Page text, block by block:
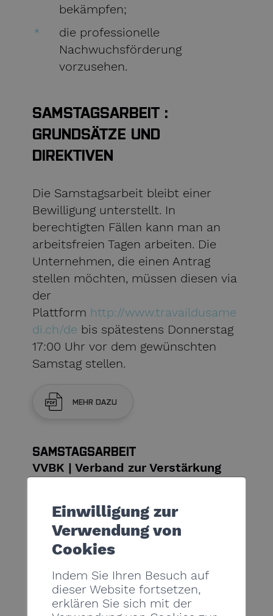
bekämpfen;
die professionelle
Nachwuchsförderung
vorzusehen.
SAMSTAGSARBEIT :
GRUNDSÄTZE UND
DIREKTIVEN
Die Samstagsarbeit bleibt einer
Bewilligung unterstellt. In
berechtigten Fällen kann man an
arbeitsfreien Tagen arbeiten. Die
Unternehmen, die einen Antrag
stellen möchten, müssen diesen via
der
Plattform http://www.travaildusame
di.ch/de bis spätestens Donnerstag
17:00 Uhr vor dem gewünschten
Samstag stellen.
MEHR DAZU
SAMSTAGSARBEIT
VVBK | Verband zur Verstärkung
p.a. Dienststelle für
Arbeitnehmerschutz und
Arbeitsverhältnisse, Rue des Cèdres
Nathalie Reuse, Koordinatorin
T 027 606 74 39
Einwilligung zur
Verwendung von
Cookies
Indem Sie Ihren Besuch auf
dieser Website fortsetzen,
erklären Sie sich mit der